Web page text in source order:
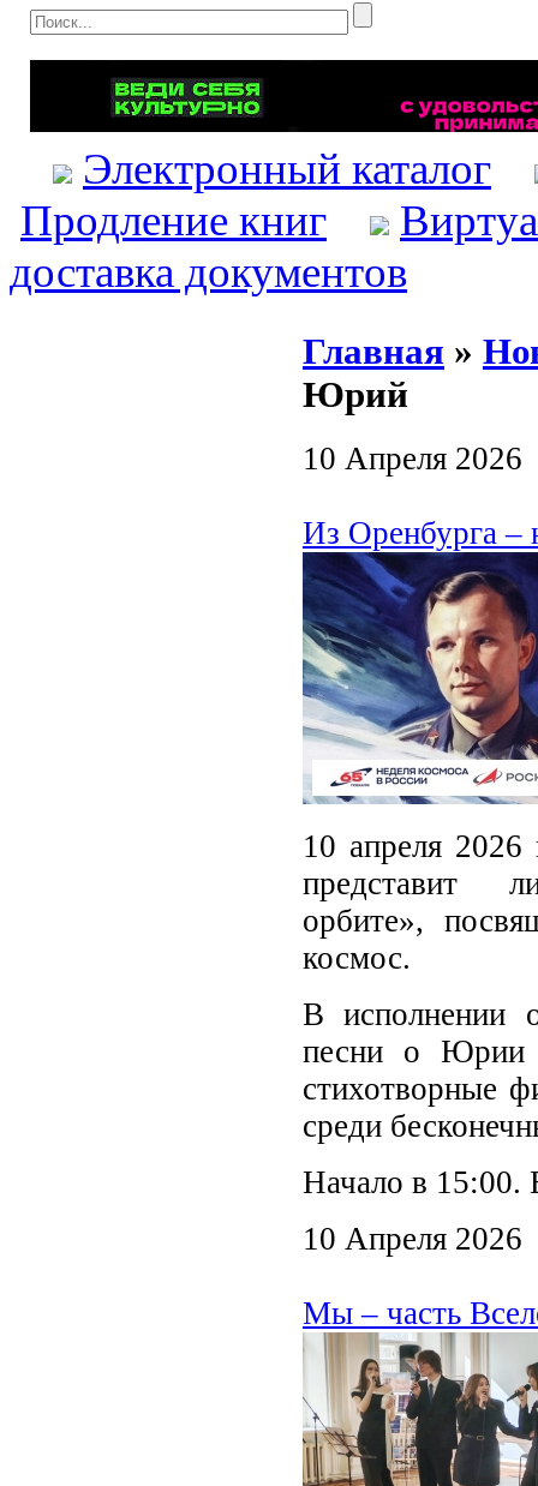
Электронный каталог
Продление книг
доставка документов
Главная »
Юрий
10 Апреля 2026
Из Оренбурга –
10 апреля
представит
орбите»,
космос.
В исполнении
песни о Юрии
стихотворные
среди
Начало в 15:00.
10 Апреля 2026
Мы – часть